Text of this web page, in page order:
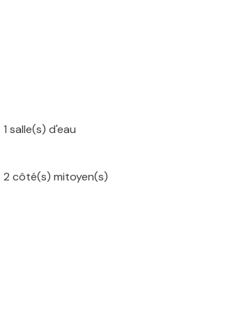
1 salle(s) d'eau
2 côté(s) mitoyen(s)